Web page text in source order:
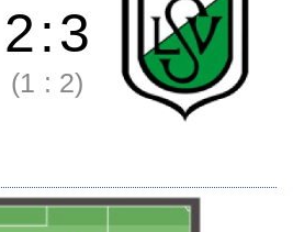
2:3
(1 : 2)